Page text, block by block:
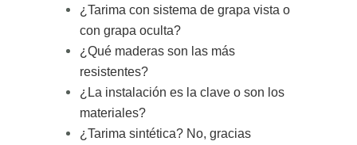
¿Tarima con sistema de grapa vista o
con grapa oculta?
¿Qué maderas son las más
resistentes?
¿La instalación es la clave o son los
materiales?
¿Tarima sintética? No, gracias